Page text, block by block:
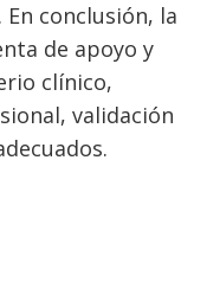
conclusión, la
de apoyo y
clínico,
validación